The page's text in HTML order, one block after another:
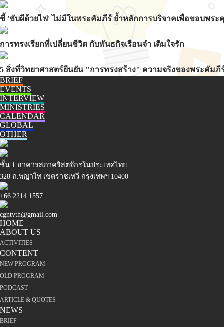
ชี้ 'ขับผีด้วยไฟ' ไม่มีในพระคัมภีร์ ย้ำหลักการบริจาคเพื่อขอบพร
การทรงเรียกที่เปลี่ยนชีวิต กับพันธกิจเรือนจำ เติมใจรัก
5 สิ่งที่วิทยาศาสตร์ยืนยัน "การทรงสร้าง" ความจริงของพระคัม
BRIEF
EVENTS
INTERVIEW
MINISTRIES
CALENDAR
GLOBAL
OTHER
ชั้น 1 อาคารสภาคริสตจักรในประเทศไทย
328 ถ.พญาไท เขตราชเทวี กรุงเทพฯ 10400
+66 2214 1557
cgntvth@gmail.com
HOME
ABOUT US
ACTIVITIES
CONTENT
NEW PROGRAM
OLD PROGRAM
PODCAST
ARTICLE & QUOTES
NEWS
BRIEF